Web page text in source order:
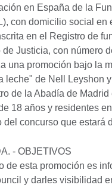
en España de la
con domicilio social en
en el Registro de
de Justicia, con número
una promoción bajo la
leche" de Nell Leyshon
de la Abadía de
18 años y residentes
del concurso que estará
- OBJETIVOS
de esta promoción es
y darles visibilidad